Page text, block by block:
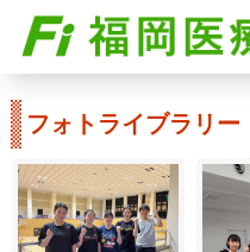
フォトライブラリー